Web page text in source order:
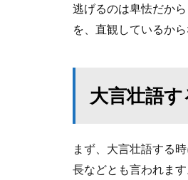
逃げるのは卑怯だか
を、直観しているから
大言壮語
まず、大言壮語する
長などとも言われます